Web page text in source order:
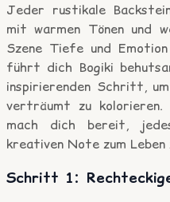
Jeder rustikale
mit warmen Tönen und
Szene Tiefe und
führt dich Bogiki
inspirierenden Schritt,
verträumt zu kolorieren.
mach dich bereit,
kreativen Note zum Leben
Schritt 1: